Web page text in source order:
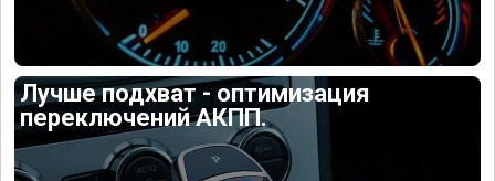
Лучше подхват - оптимизация
переключений АКПП.